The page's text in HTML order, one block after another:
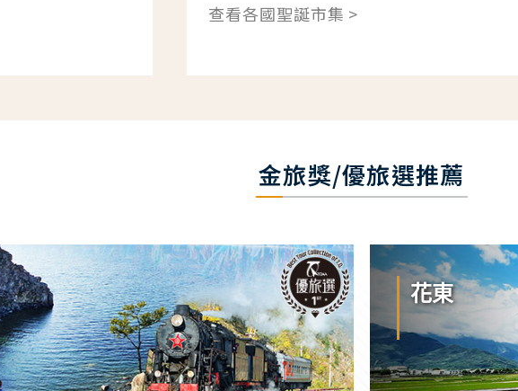
查看各國聖誕市集 >
金旅獎/優旅選推薦
花東